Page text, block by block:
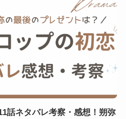
話ネタバレ考察・感想！朔弥